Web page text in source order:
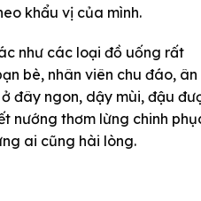
khẩu vị của mình.
như các loại đồ uống rất
bè, nhân viên chu đáo, ân
đây ngon, dậy mùi, đậu
nướng thơm lừng chinh
ai cũng hài lòng.